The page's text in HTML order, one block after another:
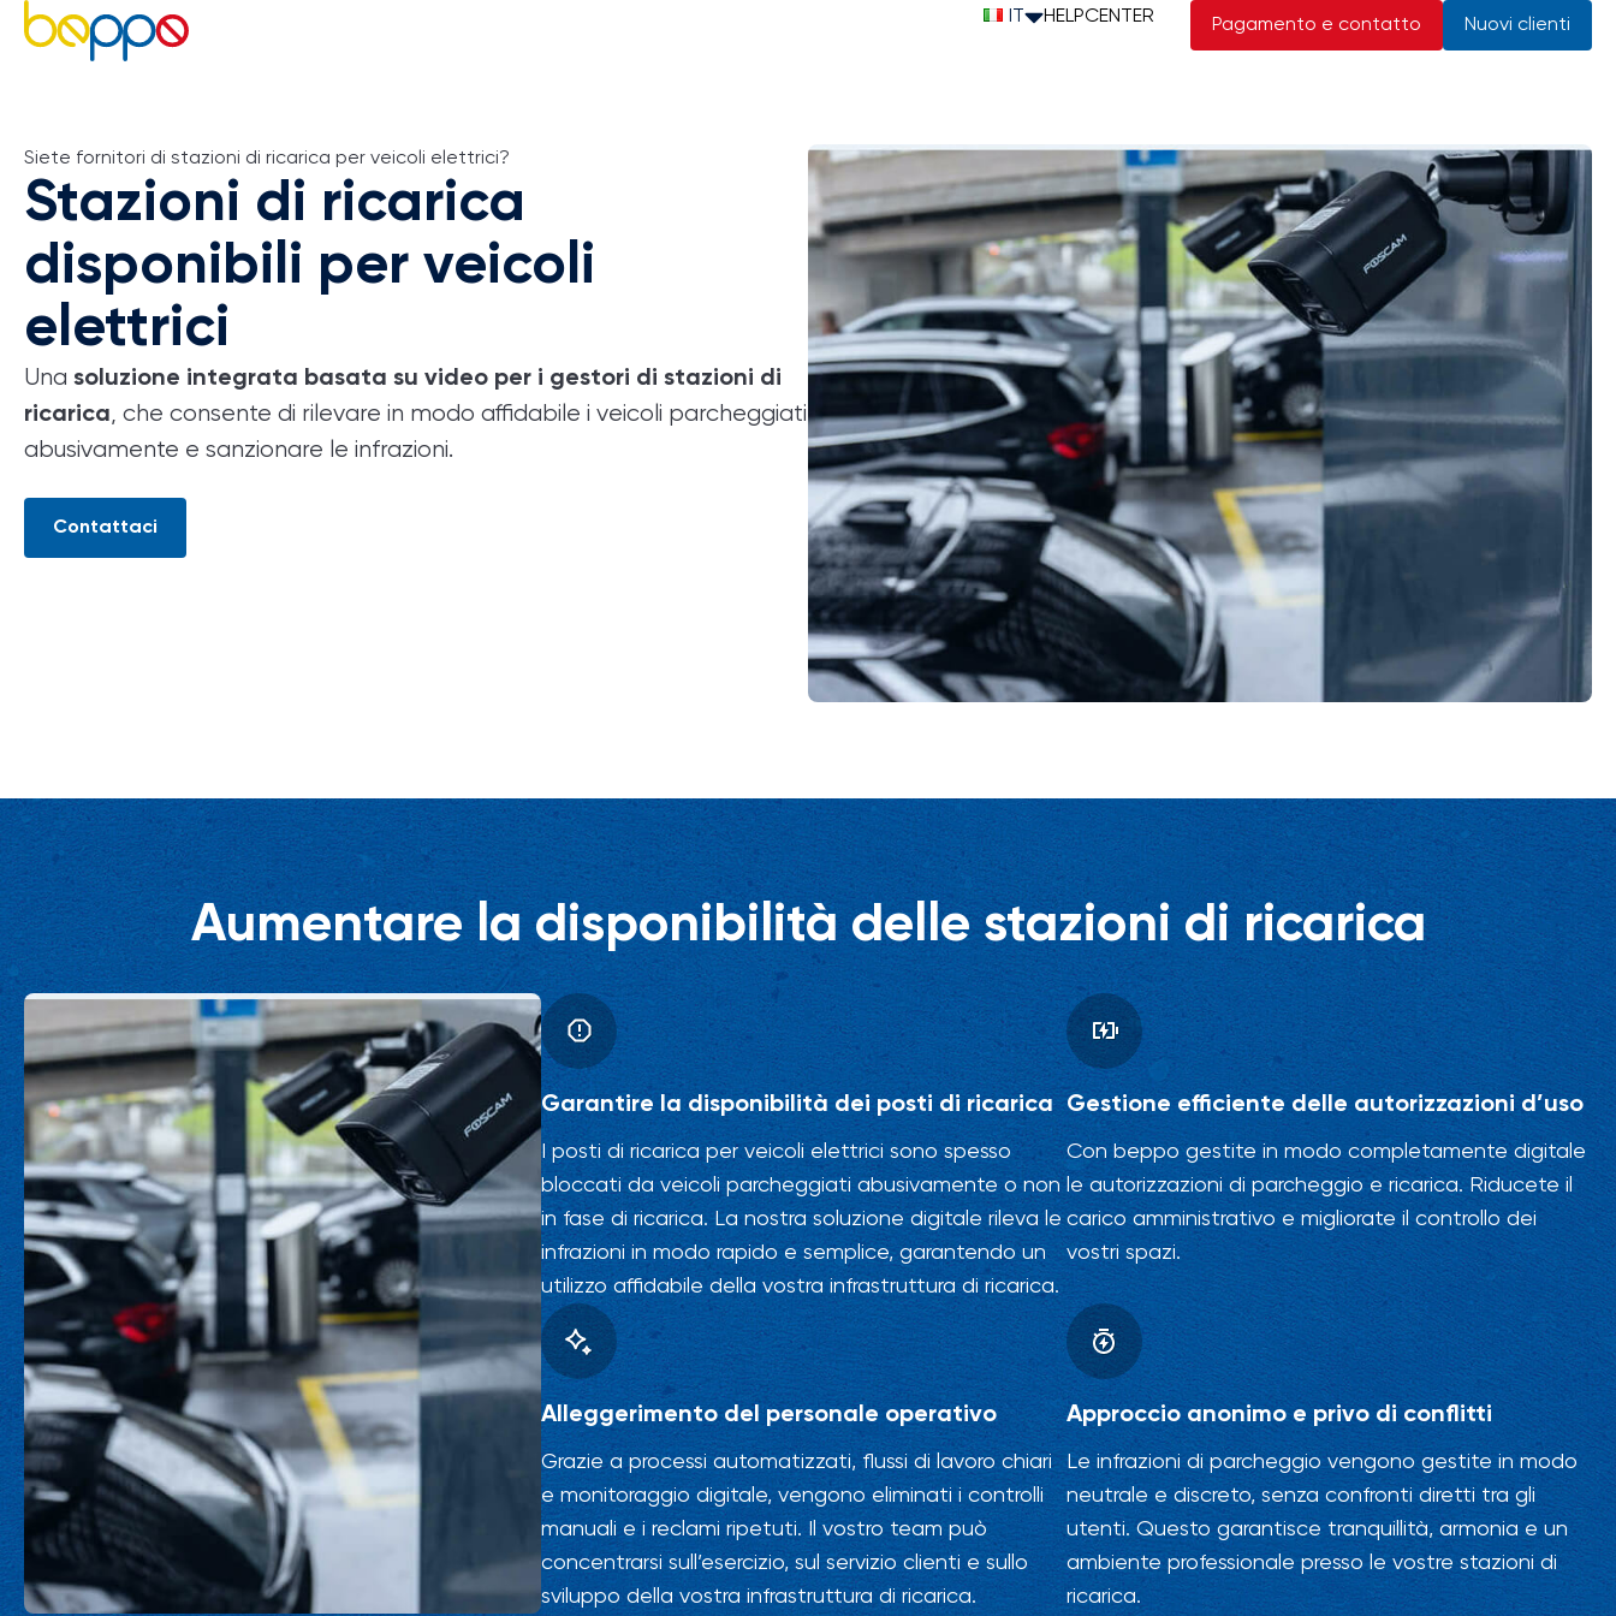
HELPCENTER Pagamento e contatto Nuovi clienti
Siete fornitori di stazioni di ricarica per veicoli elettrici?
Stazioni di ricarica
disponibili per veicoli
elettrici
Una soluzione integrata basata su video per i gestori di stazioni di
ricarica, che consente di rilevare in modo affidabile i veicoli parcheggiati
abusivamente e sanzionare le infrazioni.
Contattaci
Aumentare la disponibilità delle stazioni di ricarica
Garantire la disponibilità dei posti di ricarica
I posti di ricarica per veicoli elettrici sono spesso
bloccati da veicoli parcheggiati abusivamente o non
in fase di ricarica. La nostra soluzione digitale rileva le
infrazioni in modo rapido e semplice, garantendo un
utilizzo affidabile della vostra infrastruttura di ricarica.
Gestione efficiente delle autorizzazioni d’uso
Con beppo gestite in modo completamente digitale
le autorizzazioni di parcheggio e ricarica. Riducete il
carico amministrativo e migliorate il controllo dei
vostri spazi.
Alleggerimento del personale operativo
Grazie a processi automatizzati, flussi di lavoro chiari
e monitoraggio digitale, vengono eliminati i controlli
manuali e i reclami ripetuti. Il vostro team può
concentrarsi sull’esercizio, sul servizio clienti e sullo
sviluppo della vostra infrastruttura di ricarica.
Approccio anonimo e privo di conflitti
Le infrazioni di parcheggio vengono gestite in modo
neutrale e discreto, senza confronti diretti tra gli
utenti. Questo garantisce tranquillità, armonia e un
ambiente professionale presso le vostre stazioni di
ricarica.